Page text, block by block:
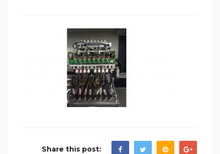
Share this post: